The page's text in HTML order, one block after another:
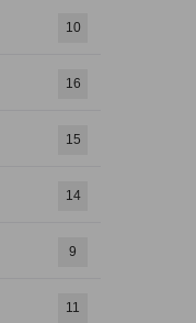
10
16
15
14
9
11